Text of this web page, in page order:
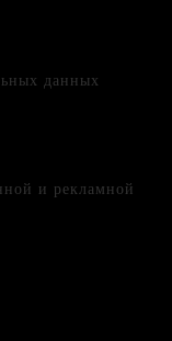
данных
и рекламной